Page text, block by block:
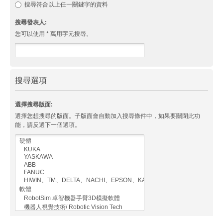
搜尋符合以上任一關鍵字的資料
搜尋發表人:
您可以使用 * 萬用字元搜尋。
搜尋選項
選擇搜尋版面:
選擇您想搜尋的版面。子版面會自動加入搜尋條件中，如果要關閉此功
能，請反選下一個選項。